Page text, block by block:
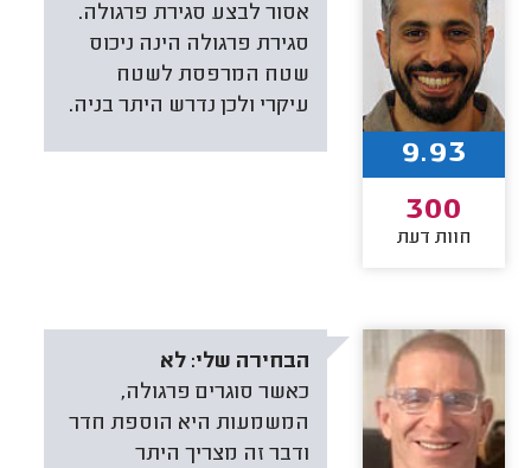
אסור לבצע סגירת פרגולה.
סגירת פרגולה הינה ניכוס
שטח המרפסת לשטח
עיקרי ולכן נדרש היתר בניה.
9.93
300
חוות דעת
הבחירה שלי: לא
כאשר סוגרים פרגולה,
המשמעות היא הוספת חדר
ודבר זה מצריך היתר